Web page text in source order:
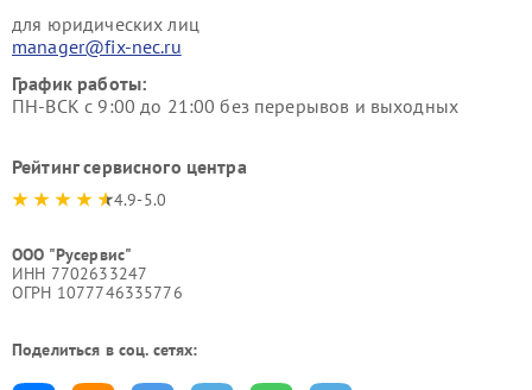
для юридических лиц
manager@fix-nec.ru
График работы:
ПН-ВСК с 9:00 до 21:00 без перерывов и выходных
Рейтинг сервисного центра
4.9-5.0
ООО "Русервис"
ИНН 7702633247
ОГРН 1077746335776
Поделиться в соц. сетях: